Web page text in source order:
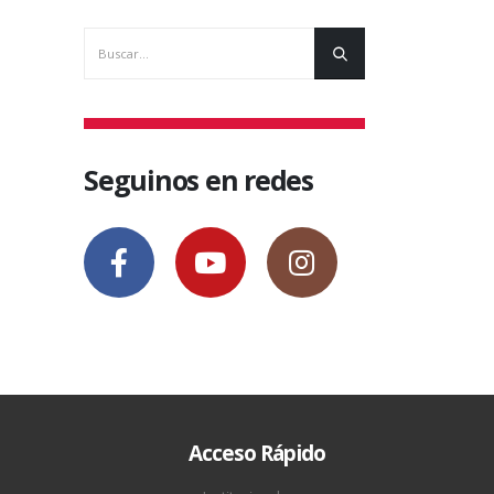
Seguinos en redes
Acceso Rápido